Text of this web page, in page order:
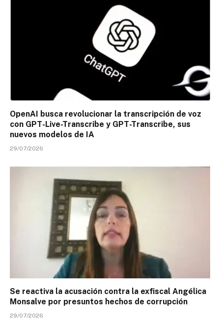
OpenAI busca revolucionar la transcripción de voz
con GPT-Live-Transcribe y GPT-Transcribe, sus
nuevos modelos de IA
29/07/2026
Se reactiva la acusación contra la exfiscal Angélica
Monsalve por presuntos hechos de corrupción
29/07/2026